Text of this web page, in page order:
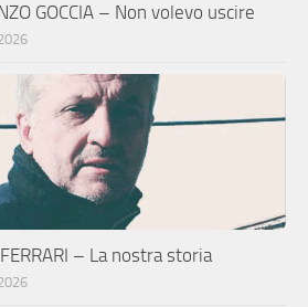
GOCCIA – Non volevo uscire
– La nostra storia